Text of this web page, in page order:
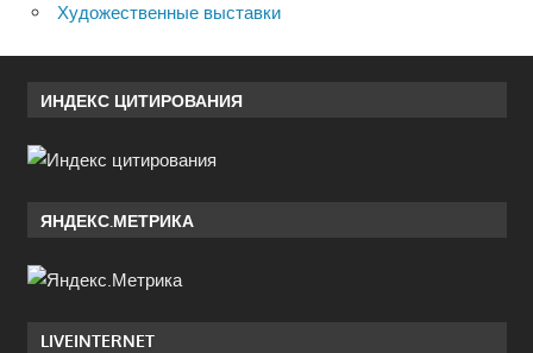
Художественные выставки
ИНДЕКС ЦИТИРОВАНИЯ
ЯНДЕКС.МЕТРИКА
LIVEINTERNET